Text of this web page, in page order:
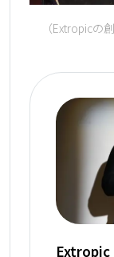
（Extropicの
Extropic